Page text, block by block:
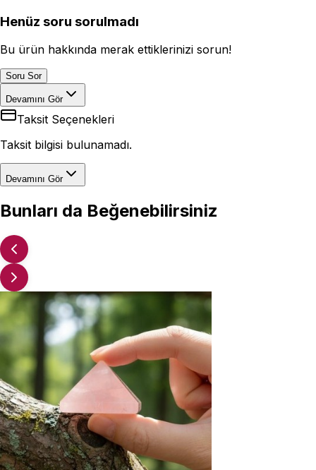
Henüz soru sorulmadı
Bu ürün hakkında merak ettiklerinizi sorun!
Soru Sor
Devamını Gör
Taksit Seçenekleri
Taksit bilgisi bulunamadı.
Devamını Gör
Bunları da Beğenebilirsiniz